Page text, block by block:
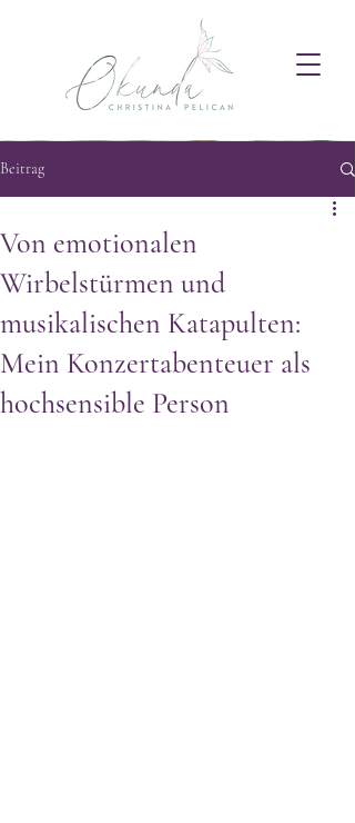
Beitrag
Von emotionalen
Wirbelstürmen und
musikalischen Katapulten:
Mein Konzertabenteuer als
hochsensible Person